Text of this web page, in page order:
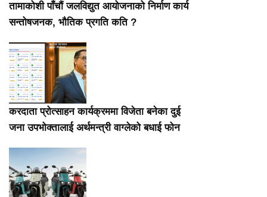
तामाकोशी पाँचौं जलविद्युत आयोजनाको निर्माण कार्य
सन्तोषजनक, भौतिक प्रगति कति ?
करदाता प्रोत्साहन कार्यक्रममा विजेता बनेका दुई
जना उपभोक्तालाई अर्थमन्त्री वाग्लेको बधाई फोन